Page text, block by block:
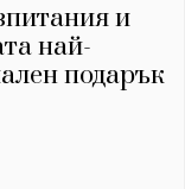
и
най-
подарък